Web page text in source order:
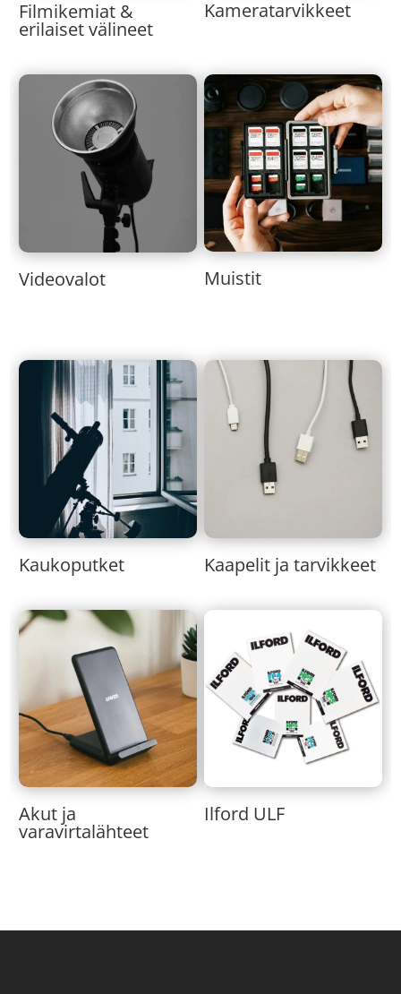
Filmikemiat &
erilaiset välineet
Kameratarvikkeet
Videovalot Muistit
Kaukoputket Kaapelit ja tarvikkeet
Akut ja
varavirtalähteet
Ilford ULF